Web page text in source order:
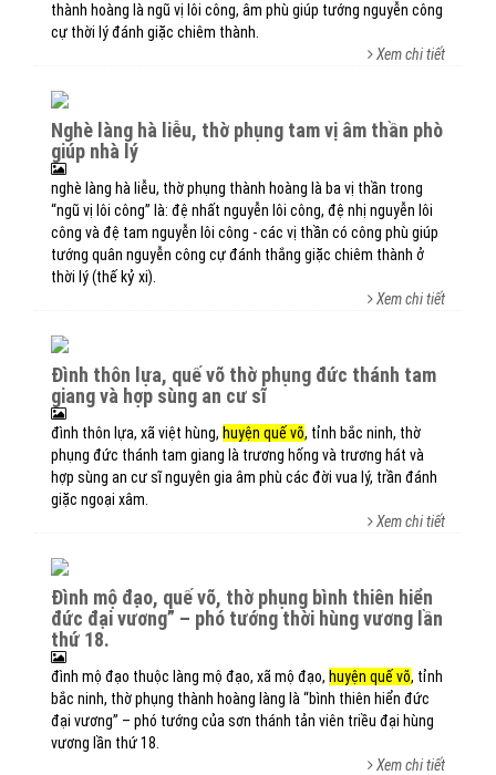
thành hoàng là ngũ vị lôi công, âm phù giúp tướng nguyễn công
cự thời lý đánh giặc chiêm thành.
Xem chi tiết
nghè làng hà liễu, thờ phụng tam vị âm thần phò
giúp nhà lý
nghè làng hà liễu, thờ phụng thành hoàng là ba vị thần trong
“ngũ vị lôi công” là: đệ nhất nguyễn lôi công, đệ nhị nguyễn lôi
công và đệ tam nguyễn lôi công - các vị thần có công phù giúp
tướng quân nguyễn công cự đánh thắng giặc chiêm thành ở
thời lý (thế kỷ xi).
Xem chi tiết
đình thôn lựa, quế võ thờ phụng đức thánh tam
giang và hợp sùng an cư sĩ
đình thôn lựa, xã việt hùng, huyện quế võ, tỉnh bắc ninh, thờ
phụng đức thánh tam giang là trương hống và trương hát và
hợp sùng an cư sĩ nguyên gia âm phù các đời vua lý, trần đánh
giặc ngoại xâm.
Xem chi tiết
đình mộ đạo, quế võ, thờ phụng bình thiên hiển
đức đại vương” – phó tướng thời hùng vương lần
thứ 18.
đình mộ đạo thuộc làng mộ đạo, xã mộ đạo, huyện quế võ, tỉnh
bắc ninh, thờ phụng thành hoàng làng là “bình thiên hiển đức
đại vương” – phó tướng của sơn thánh tản viên triều đại hùng
vương lần thứ 18.
Xem chi tiết